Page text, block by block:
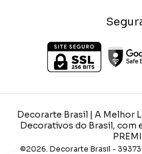
Decorarte Brasil | A Melhor
Decorativos do Brasil, com
©2026. Decorarte Brasil -